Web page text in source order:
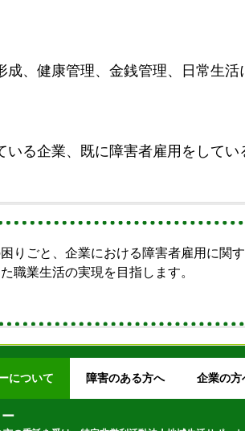
、健康管理、金銭管理、日常生活
いる企業、既に障害者雇用をして
りごと、企業における障害者雇用に関
職業生活の実現を目指します。
について 障害のある方へ 企業の方